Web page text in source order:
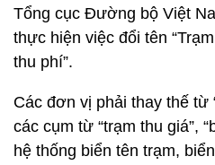
Tổng cục Đường bộ Việt
thực hiện việc đổi tên
thu phí”.
Các đơn vị phải thay thế từ
các cụm từ “trạm thu giá”,
hệ thống biển tên trạm,